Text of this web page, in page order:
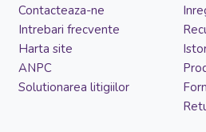
Contacteaza-ne
Intrebari frecvente
Harta site
ANPC
Solutionarea litigiilor